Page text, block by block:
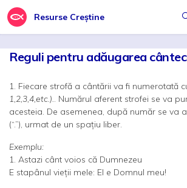
Resurse Creștine
Reguli pentru adăugarea
1. Fiecare strofă a cântării va fi numerotată
1,2,3,4,etc.).. Numărul aferent strofei se va
acesteia. De asemenea, după număr se va
(“.”), urmat de un spaţiu liber.
Exemplu:
1. Astazi cânt voios că Dumnezeu
E stapânul vieţii mele: El e Domnul meu!